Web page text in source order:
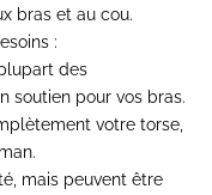
bras et au cou.
:
des
soutien pour vos bras.
votre torse,
mais peuvent être